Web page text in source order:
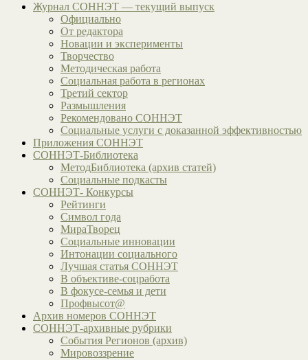
Журнал СОННЭТ — текущий выпуск
Официально
От редактора
Новации и эксперименты
Творчество
Методическая работа
Социальная работа в регионах
Третий сектор
Размышления
Рекомендовано СОННЭТ
Социальные услуги с доказанной эффективностью
Приложения СОННЭТ
СОННЭТ-Библиотека
МетодБиблиотека (архив статей)
Социальные подкасты
СОННЭТ- Конкурсы
Рейтинги
Символ года
МираТворец
Социальные инновации
Интонации социального
Лучшая статья СОННЭТ
В объективе-соцработа
В фокусе-семья и дети
Профвысот@
Архив номеров СОННЭТ
СОННЭТ-архивные рубрики
События Регионов (архив)
Мировоззрение